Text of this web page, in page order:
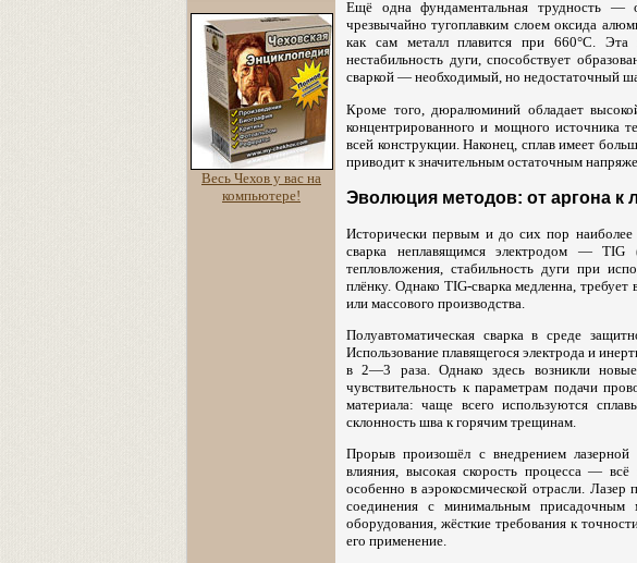
Весь Чехов у вас на
компьютере!
Ещё одна фундаментальная трудность —
чрезвычайно тугоплавким слоем оксида
как сам металл плавится при 660°C. Эта
нестабильность дуги, способствует
сваркой — необходимый, но недостаточный
Кроме того, дюралюминий обладает
концентрированного и мощного источника
всей конструкции. Наконец, сплав имеет
приводит к значительным остаточным
Эволюция методов: от аргона к
Исторически первым и до сих пор наиболее
сварка неплавящимся электродом —
тепловложения, стабильность дуги при
плёнку. Однако TIG-сварка медленна,
или массового производства.
Полуавтоматическая сварка в среде
Использование плавящегося электрода и
в 2—3 раза. Однако здесь возникли новые
чувствительность к параметрам подачи
материала: чаще всего используются
склонность шва к горячим трещинам.
Прорыв произошёл с внедрением лазерной
влияния, высокая скорость процесса —
особенно в аэрокосмической отрасли. Лазер
соединения с минимальным присадочным
оборудования, жёсткие требования к
его применение.